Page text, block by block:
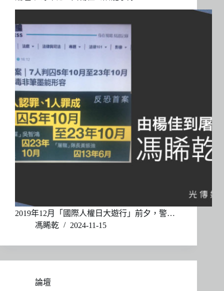
2019年12月「國際人權日大遊行」前夕，警…
馮睎乾
2024-11-15
論壇